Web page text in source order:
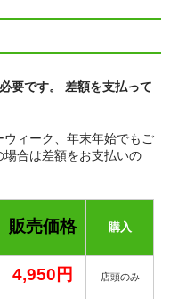
要です。 差額を支払って
ィーク、年末年始でもご
合は差額をお支払いの
販売価格 購入
4,950円 店頭のみ